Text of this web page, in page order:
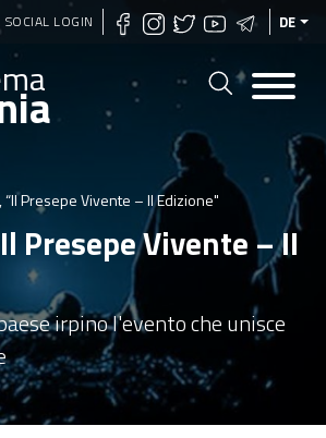
Direkt
zum
SOCIAL LOGIN DE
“Il Presepe Vivente – II Edizione"
Presepe Vivente – II
irpino l'evento che unisce